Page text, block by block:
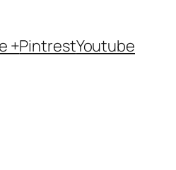
+PintrestYoutube